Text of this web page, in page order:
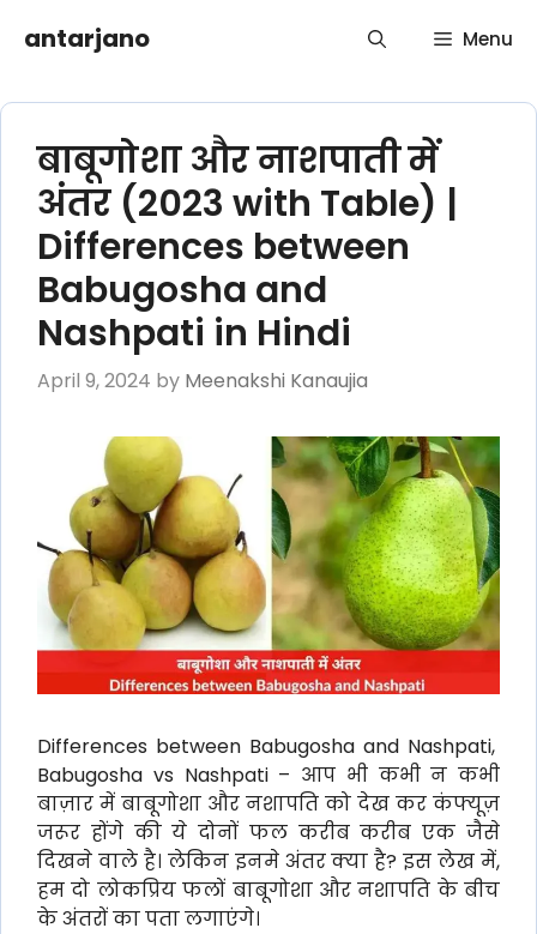
antarjano Menu
बाबूगोशा और नाशपाती में
अंतर (2023 with Table) |
Differences between
Babugosha and
Nashpati in Hindi
April 9, 2024 by Meenakshi Kanaujia
Differences between Babugosha and Nashpati,
Babugosha vs Nashpati – आप भी कभी न कभी
बाज़ार में बाबूगोशा और नशापति को देख कर कंफ्यूज़
जरूर होंगे की ये दोनों फल करीब करीब एक जैसे
दिखने वाले है। लेकिन इनमे अंतर क्या है? इस लेख में,
हम दो लोकप्रिय फलों बाबूगोशा और नशापति के बीच
के अंतरों का पता लगाएंगे।